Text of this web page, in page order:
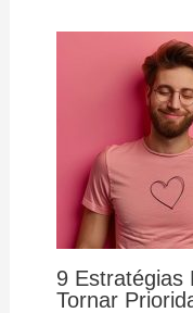
9 Estratégias
Tornar